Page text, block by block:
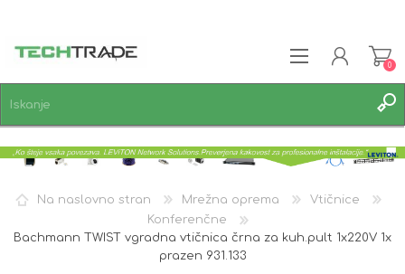
PRIJAVA
0
Na naslovno stran Mrežna oprema
Vtičnice
Konferenčne
Bachmann TWIST vgradna vtičnica črna za kuh.pult 1x220V 1x
prazen 931.133